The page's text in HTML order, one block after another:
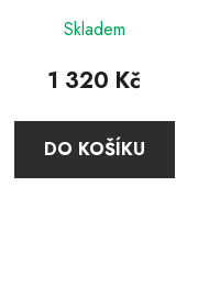
Skladem
1 320 Kč
DO KOŠÍKU